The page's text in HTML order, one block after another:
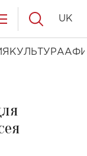
КУЛЬТУРА
UK